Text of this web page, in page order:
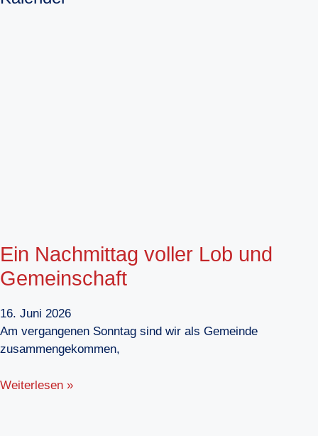
Ein Nachmittag voller Lob und
Gemeinschaft
16. Juni 2026
Am vergangenen Sonntag sind wir als Gemeinde
zusammengekommen,
Weiterlesen »